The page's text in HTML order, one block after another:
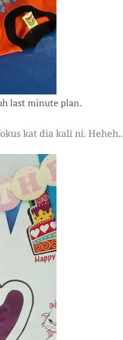
last minute plan.
kat dia kali ni. Heheh..